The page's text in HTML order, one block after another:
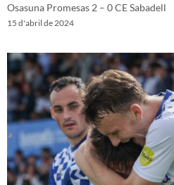
Osasuna Promesas 2 – 0 CE Sabadell
15 d'abril de 2024